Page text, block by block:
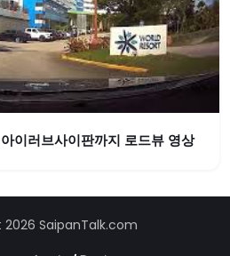
이러브사이판까지 로드뷰 영상
SaipanTalk.com